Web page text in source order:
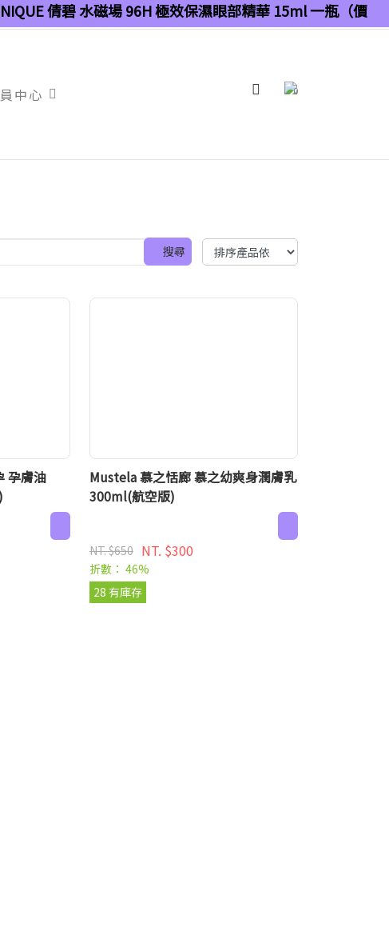
倩碧 水磁場 96H 極效保濕眼部精華 15ml 一瓶（價
中心 0
孕膚油
Mustela 慕之恬廊 慕之幼爽身潤膚乳
300ml(航空版)
NT. $650 NT. $300
折數： 46%
28 有庫存